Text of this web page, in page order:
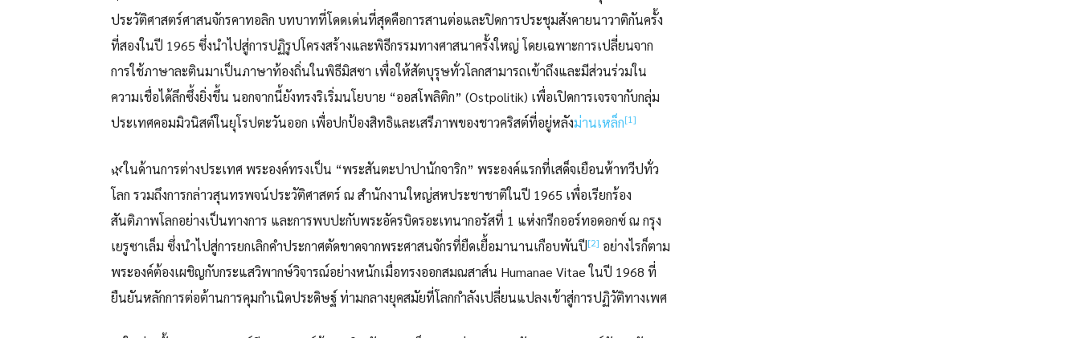
ประวัติศาสตร์ศาสนจักรคาทอลิก บทบาทที่โดดเด่นที่สุดคือการสานต่อและปิดการประชุมสังคายนาวาติกันครั้ง
ที่สองในปี 1965 ซึ่งนำไปสู่การปฏิรูปโครงสร้างและพิธีกรรมทางศาสนาครั้งใหญ่ โดยเฉพาะการเปลี่ยนจาก
การใช้ภาษาละตินมาเป็นภาษาท้องถิ่นในพิธีมิสซา เพื่อให้สัตบุรุษทั่วโลกสามารถเข้าถึงและมีส่วนร่วมใน
ความเชื่อได้ลึกซึ้งยิ่งขึ้น นอกจากนี้ยังทรงริเริ่มนโยบาย “ออสโพลิติก” (Ostpolitik) เพื่อเปิดการเจรจากับกลุ่ม
ประเทศคอมมิวนิสต์ในยุโรปตะวันออก เพื่อปกป้องสิทธิและเสรีภาพของชาวคริสต์ที่อยู่หลังม่านเหล็ก[1]
🌿ในด้านการต่างประเทศ พระองค์ทรงเป็น “พระสันตะปาปานักจาริก” พระองค์แรกที่เสด็จเยือนห้าทวีปทั่ว
โลก รวมถึงการกล่าวสุนทรพจน์ประวัติศาสตร์ ณ สำนักงานใหญ่สหประชาชาติในปี 1965 เพื่อเรียกร้อง
สันติภาพโลกอย่างเป็นทางการ และการพบปะกับพระอัครบิดรอะเทนากอรัสที่ 1 แห่งกรีกออร์ทอดอกซ์ ณ กรุง
เยรูซาเล็ม ซึ่งนำไปสู่การยกเลิกคำประกาศตัดขาดจากพระศาสนจักรที่ยืดเยื้อมานานเกือบพันปี[2] อย่างไรก็ตาม
พระองค์ต้องเผชิญกับกระแสวิพากษ์วิจารณ์อย่างหนักเมื่อทรงออกสมณสาส์น Humanae Vitae ในปี 1968 ที่
ยืนยันหลักการต่อต้านการคุมกำเนิดประดิษฐ์ ท่ามกลางยุคสมัยที่โลกกำลังเปลี่ยนแปลงเข้าสู่การปฏิวัติทางเพศ